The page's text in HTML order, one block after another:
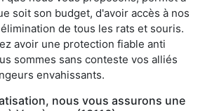
soit son budget, d'avoir accès à nos
de tous les rats et souris.
avoir une protection fiable anti
sommes sans conteste vos alliés
envahissants.
nous vous assurons une